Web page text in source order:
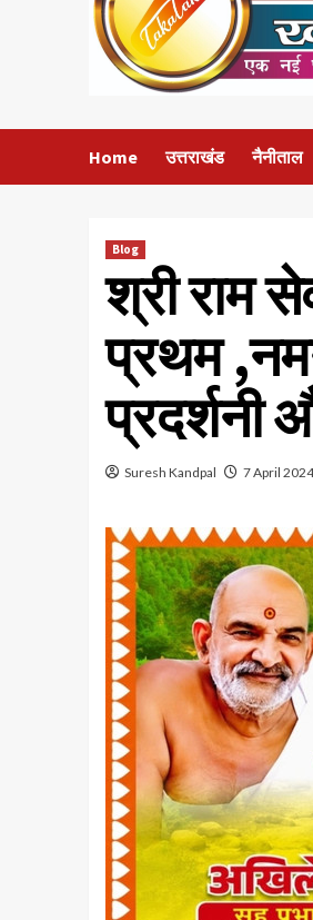
Home उत्तराखंड नैनीताल
Blog
श्री राम
प्रथम
प्रदर्शनी
Suresh Kandpal 7 April 2024